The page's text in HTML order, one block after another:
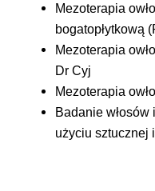
Mezoterapia
bogatopłytkową
Mezoterapia
Dr Cyj
Mezoterapia
Badanie włosów
użyciu sztucznej